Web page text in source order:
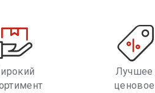
Лучшее
ценовое